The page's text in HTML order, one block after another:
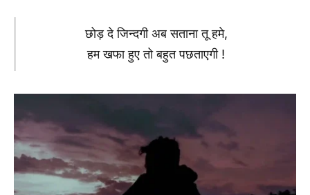
छोड़ दे जिन्दगी अब सताना तू हमे,
हम खफा हुए तो बहुत पछताएगी !